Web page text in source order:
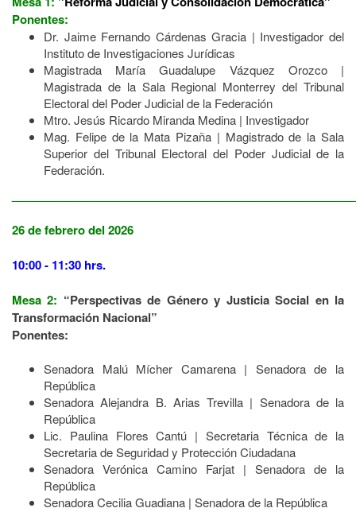
Ponentes:
Dr. Jaime Fernando Cárdenas Gracia | Investigador del
Instituto de Investigaciones Jurídicas
Magistrada María Guadalupe Vázquez Orozco |
Magistrada de la Sala Regional Monterrey del Tribunal
Electoral del Poder Judicial de la Federación
Mtro. Jesús Ricardo Miranda Medina | Investigador
Mag. Felipe de la Mata Pizaña | Magistrado de la Sala
Superior del Tribunal Electoral del Poder Judicial de la
Federación.
26 de febrero del 2026
10:00 - 11:30 hrs.
Mesa 2: “Perspectivas de Género y Justicia Social en la
Transformación Nacional”
Ponentes:
Senadora Malú Mícher Camarena | Senadora de la
República
Senadora Alejandra B. Arias Trevilla | Senadora de la
República
Lic. Paulina Flores Cantú | Secretaria Técnica de la
Secretaria de Seguridad y Protección Ciudadana
Senadora Verónica Camino Farjat | Senadora de la
República
Senadora Cecilia Guadiana | Senadora de la República